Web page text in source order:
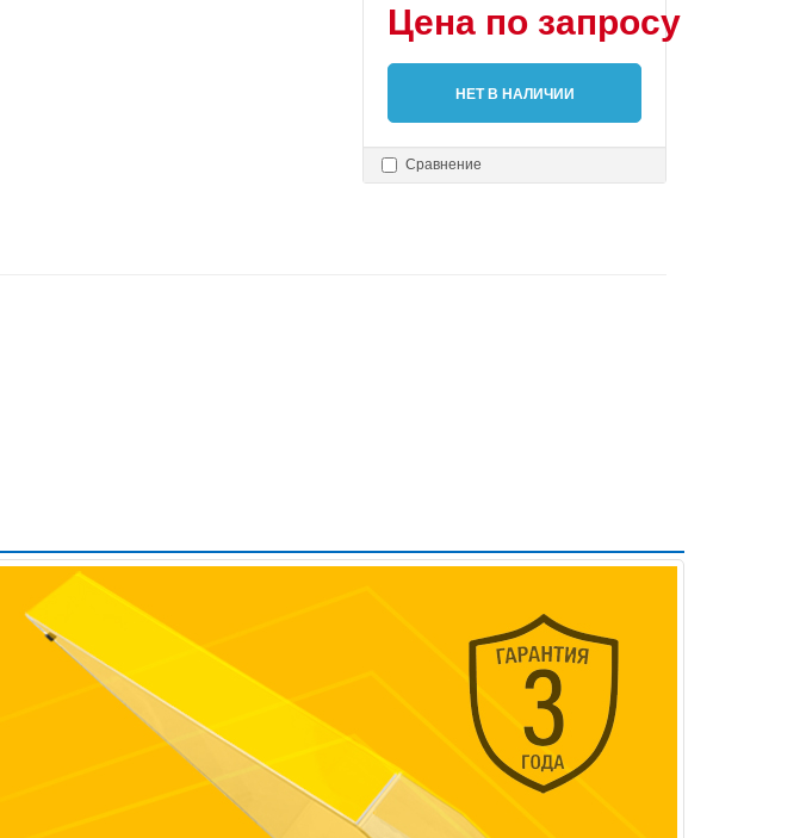
Цена по запросу
НЕТ В НАЛИЧИИ
Сравнение